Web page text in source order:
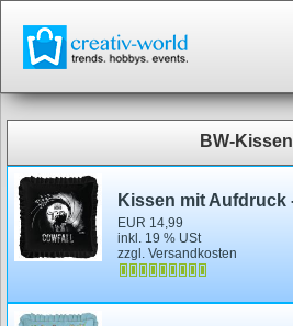
BW-Kissen
EUR 14,99
inkl. 19 % USt
zzgl. Versandkosten